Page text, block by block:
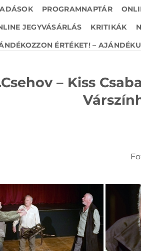
PROGRAMNAPTÁR
JEGYVÁSÁRLÁS KRITIKÁK
ÉRTÉKET! –
– Kiss